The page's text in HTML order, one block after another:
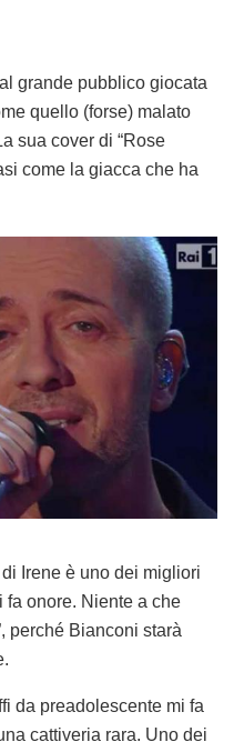
grande pubblico giocata
quello (forse) malato
sua cover di “Rose
come la giacca che ha
Irene è uno dei migliori
fa onore. Niente a che
perché Bianconi starà
da preadolescente mi fa
cattiveria rara. Uno dei